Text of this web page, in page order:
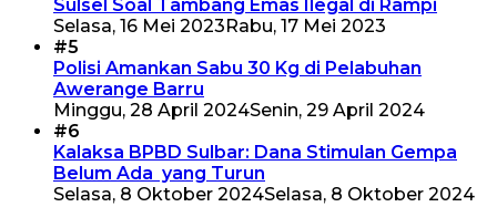
Sulsel Soal Tambang Emas Ilegal di Rampi
Selasa, 16 Mei 2023 Rabu, 17 Mei 2023
#5
Polisi Amankan Sabu 30 Kg di Pelabuhan
Awerange Barru
Minggu, 28 April 2024Senin, 29 April 2024
#6
Kalaksa BPBD Sulbar: Dana Stimulan Gempa
Belum Ada yang Turun
Selasa, 8 Oktober 2024Selasa, 8 Oktober 2024